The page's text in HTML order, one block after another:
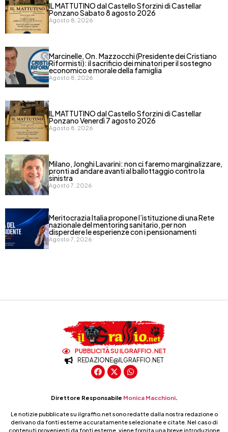
IL MATTUTINO dal Castello Sforzini di Castellar
Ponzano Sabato 8 agosto 2026
Agosto 8, 2026
Marcinelle, On. Mazzocchi (Presidente dei Cristiano
Riformisti): il sacrificio dei minatori per il sostegno
economico e morale della famiglia
Agosto 8, 2026
IL MATTUTINO dal Castello Sforzini di Castellar
Ponzano Venerdì 7 agosto 2026
Agosto 8, 2026
Milano, Jonghi Lavarini: non ci faremo marginalizzare,
pronti ad andare avanti al ballottaggio contro la
sinistra
Agosto 7, 2026
Meritocrazia Italia propone l’istituzione di una Rete
nazionale del mentoring sanitario, per non
disperdere le esperienze con i pensionamenti
Agosto 7, 2026
PUBBLICITÀ SU ILGRAFFIO.NET
REDAZIONE@ILGRAFFIO.NET
Direttore Responsabile Monica Macchioni.
Le notizie pubblicate su ilgraffio.net sono redatte dalla nostra redazione o
derivano da fonti esterne accuratamente selezionate e citate. Nel caso di
contenuti provenienti da fonti esterne, viene fornita una breve introduzione